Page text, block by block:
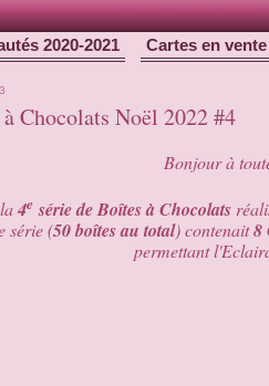
2020-2021 Cartes en vente
Chocolats Noël 2022 #4
Bonjour à
4e série de Boîtes à Chocolats
série (50 boîtes au total) contenait8
permettant